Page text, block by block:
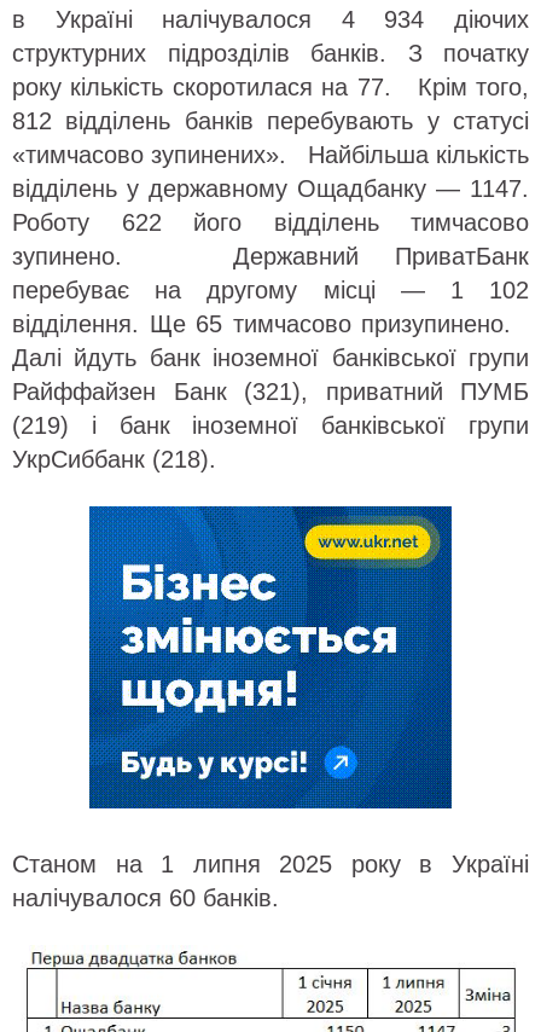
в Україні налічувалося 4 934 діючих
структурних підрозділів банків. З початку
року кількість скоротилася на 77. Крім того,
812 відділень банків перебувають у статусі
«тимчасово зупинених». Найбільша кількість
відділень у державному Ощадбанку — 1147.
Роботу 622 його відділень тимчасово
зупинено. Державний ПриватБанк
перебуває на другому місці — 1 102
відділення. Ще 65 тимчасово призупинено.
Далі йдуть банк іноземної банківської групи
Райффайзен Банк (321), приватний ПУМБ
(219) і банк іноземної банківської групи
УкрСиббанк (218).
Станом на 1 липня 2025 року в Україні
налічувалося 60 банків.